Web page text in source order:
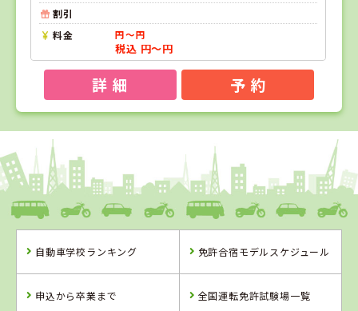
割引
料金
円～円
税込 円～円
詳 細 予 約
1
愛媛県
八幡浜自動車教習所
習所
自動車学校ランキング 免許合宿モデルスケジュール
申込から卒業まで 全国運転免許試験場一覧